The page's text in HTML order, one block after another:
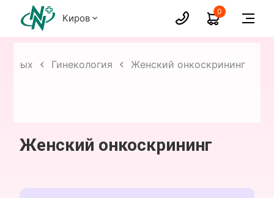
Киров
0
Гинекология Женский онкоскрининг
Женский онкоскрининг